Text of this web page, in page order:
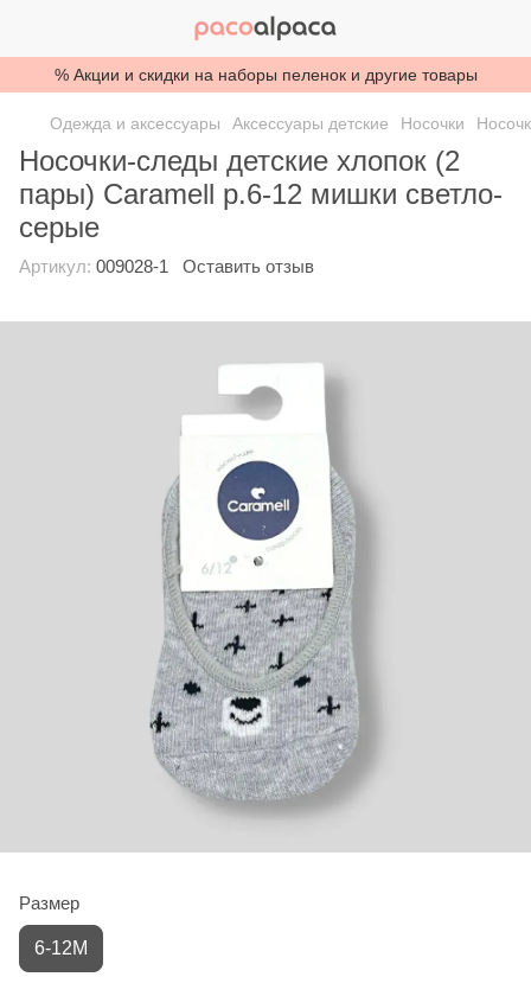
% Акции и скидки на наборы пеленок и другие товары
Одежда и аксессуары Аксессуары детские Носочки
Носочки-следы детские хлопок (2
пары) Caramell р.6-12 мишки светло-
серые
Артикул: 009028-1 Оставить отзыв
Размер
6-12М